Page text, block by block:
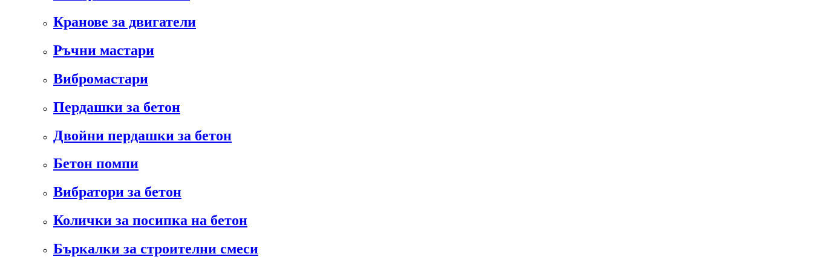
Кранове за двигатели
Ръчни мастари
Вибромастари
Пердашки за бетон
Двойни пердашки за бетон
Бетон помпи
Вибратори за бетон
Колички за посипка на бетон
Бъркалки за строителни смеси